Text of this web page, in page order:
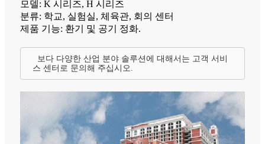
모델: K 시리즈, H 시리즈
분류: 학교, 실험실, 체육관, 회의 센터
제품 기능: 환기 및 공기 정화.
보다 다양한 산업 분야 솔루션에 대해서는 고객 서비
스 센터로 문의해 주십시오.